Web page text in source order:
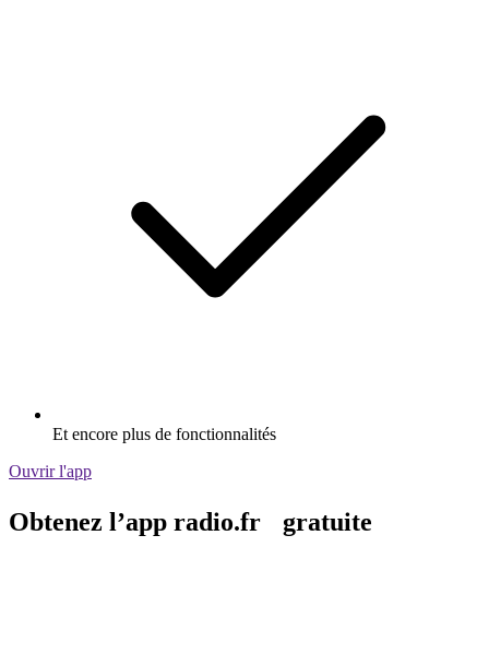
Et encore plus de fonctionnalités
Ouvrir l'app
Obtenez l’app radio.fr gratuite